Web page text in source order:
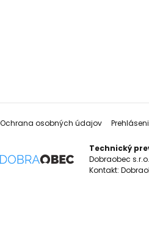
Ochrana osobných údajov
Technický
Dobraobec
Kontakt: